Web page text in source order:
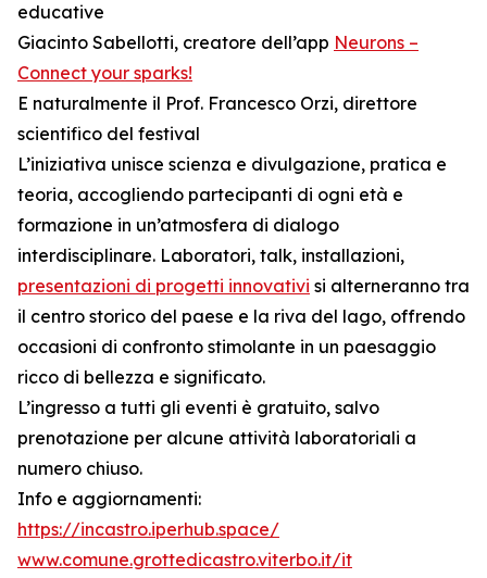
educative
Giacinto Sabellotti, creatore dell’app Neurons –
Connect your sparks!
E naturalmente il Prof. Francesco Orzi, direttore
scientifico del festival
L’iniziativa unisce scienza e divulgazione, pratica e
teoria, accogliendo partecipanti di ogni età e
formazione in un’atmosfera di dialogo
interdisciplinare. Laboratori, talk, installazioni,
presentazioni di progetti innovativi si alterneranno tra
il centro storico del paese e la riva del lago, offrendo
occasioni di confronto stimolante in un paesaggio
ricco di bellezza e significato.
L’ingresso a tutti gli eventi è gratuito, salvo
prenotazione per alcune attività laboratoriali a
numero chiuso.
Info e aggiornamenti:
https://incastro.iperhub.space/
www.comune.grottedicastro.viterbo.it/it